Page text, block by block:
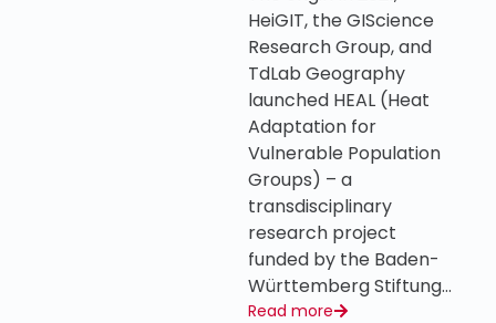
HeiGIT, the GIScience
Research Group, and
TdLab Geography
launched HEAL (Heat
Adaptation for
Vulnerable Population
Groups) – a
transdisciplinary
research project
funded by the Baden-
Württemberg Stiftung…
Read more